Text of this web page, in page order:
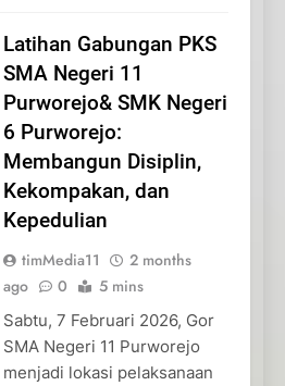
Latihan Gabungan PKS
SMA Negeri 11
Purworejo& SMK Negeri
6 Purworejo:
Membangun Disiplin,
Kekompakan, dan
Kepedulian
timMedia11
2 months
ago
0 5 mins
Sabtu, 7 Februari 2026, Gor
SMA Negeri 11 Purworejo
menjadi lokasi pelaksanaan